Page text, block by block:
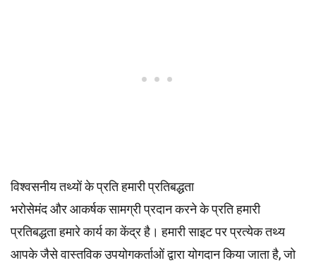
विश्वसनीय तथ्यों के प्रति हमारी प्रतिबद्धता
भरोसेमंद और आकर्षक सामग्री प्रदान करने के प्रति हमारी
प्रतिबद्धता हमारे कार्य का केंद्र है। हमारी साइट पर प्रत्येक तथ्य
आपके जैसे वास्तविक उपयोगकर्ताओं द्वारा योगदान किया जाता है, जो